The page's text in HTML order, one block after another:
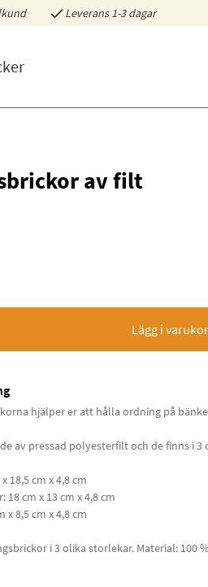
Leverans 1-3 dagar
av filt
Lägg i
hjälper er att hålla ordning på
av pressad polyesterfilt och de finns i
18,5 cm x 4,8 cm
cm x 13 cm x 4,8 cm
x 8,5 cm x 4,8 cm
i 3 olika storlekar. Material: 100